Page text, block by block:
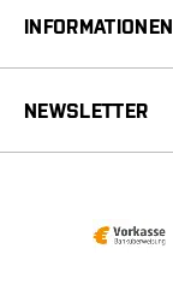
INFORMATIONEN
NEWSLETTER